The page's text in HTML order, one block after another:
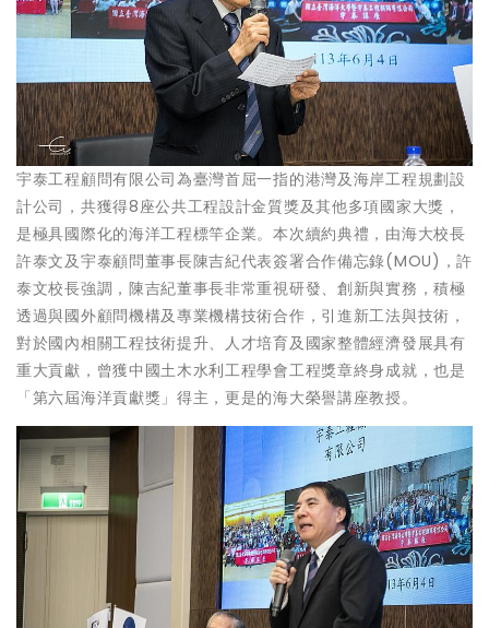
宇泰工程顧問有限公司為臺灣首屈一指的港灣及海岸工程規劃設
計公司，共獲得8座公共工程設計金質獎及其他多項國家大獎，
是極具國際化的海洋工程標竿企業。本次續約典禮，由海大校長
許泰文及宇泰顧問董事長陳吉紀代表簽署合作備忘錄(MOU)，許
泰文校長強調，陳吉紀董事長非常重視研發、創新與實務，積極
透過與國外顧問機構及專業機構技術合作，引進新工法與技術，
對於國內相關工程技術提升、人才培育及國家整體經濟發展具有
重大貢獻，曾獲中國土木水利工程學會工程獎章終身成就，也是
「第六屆海洋貢獻獎」得主，更是的海大榮譽講座教授。